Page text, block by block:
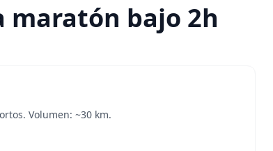
maratón bajo 2h
Volumen: ~30 km.